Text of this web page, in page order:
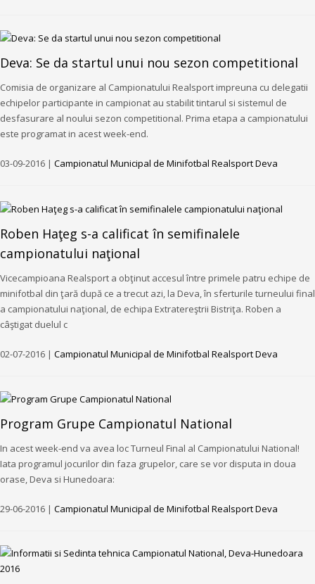
Deva: Se da startul unui nou sezon competitional
Comisia de organizare al Campionatului Realsport impreuna cu delegatii
echipelor participante in campionat au stabilit tintarul si sistemul de
desfasurare al noului sezon competitional. Prima etapa a campionatului
este programat in acest week-end.
03-09-2016 | Campionatul Municipal de Minifotbal Realsport Deva
Roben Haţeg s-a calificat în semifinalele
campionatului naţional
Vicecampioana Realsport a obţinut accesul între primele patru echipe de
minifotbal din ţară după ce a trecut azi, la Deva, în sferturile turneului final
a campionatului naţional, de echipa Extratereştrii Bistriţa. Roben a
câştigat duelul c
02-07-2016 | Campionatul Municipal de Minifotbal Realsport Deva
Program Grupe Campionatul National
In acest week-end va avea loc Turneul Final al Campionatului National!
Iata programul jocurilor din faza grupelor, care se vor disputa in doua
orase, Deva si Hunedoara:
29-06-2016 | Campionatul Municipal de Minifotbal Realsport Deva